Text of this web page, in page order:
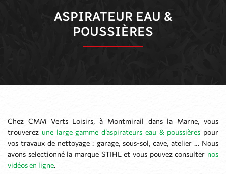
ASPIRATEUR EAU &
POUSSIÈRES
Chez CMM Verts Loisirs, à Montmirail dans la Marne, vous
trouverez une large gamme d’aspirateurs eau & poussières pour
vos travaux de nettoyage : garage, sous-sol, cave, atelier … Nous
avons selectionné la marque STIHL et vous pouvez consulter nos
vidéos en ligne.